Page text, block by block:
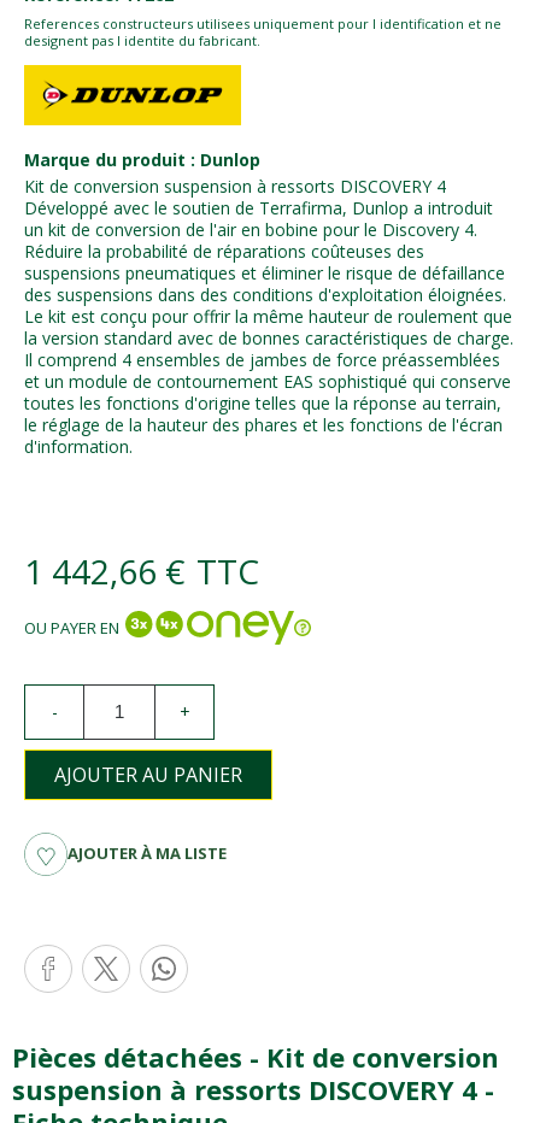
References constructeurs utilisees uniquement pour l identification et ne
designent pas l identite du fabricant.
Marque du produit : Dunlop
Kit de conversion suspension à ressorts DISCOVERY 4
Développé avec le soutien de Terrafirma, Dunlop a introduit
un kit de conversion de l'air en bobine pour le Discovery 4.
Réduire la probabilité de réparations coûteuses des
suspensions pneumatiques et éliminer le risque de défaillance
des suspensions dans des conditions d'exploitation éloignées.
Le kit est conçu pour offrir la même hauteur de roulement que
la version standard avec de bonnes caractéristiques de charge.
Il comprend 4 ensembles de jambes de force préassemblées
et un module de contournement EAS sophistiqué qui conserve
toutes les fonctions d'origine telles que la réponse au terrain,
le réglage de la hauteur des phares et les fonctions de l'écran
d'information.
1 442,66 € TTC
OU PAYER EN
- +
AJOUTER AU PANIER
AJOUTER À MA LISTE
Pièces détachées - Kit de conversion
suspension à ressorts DISCOVERY 4 -